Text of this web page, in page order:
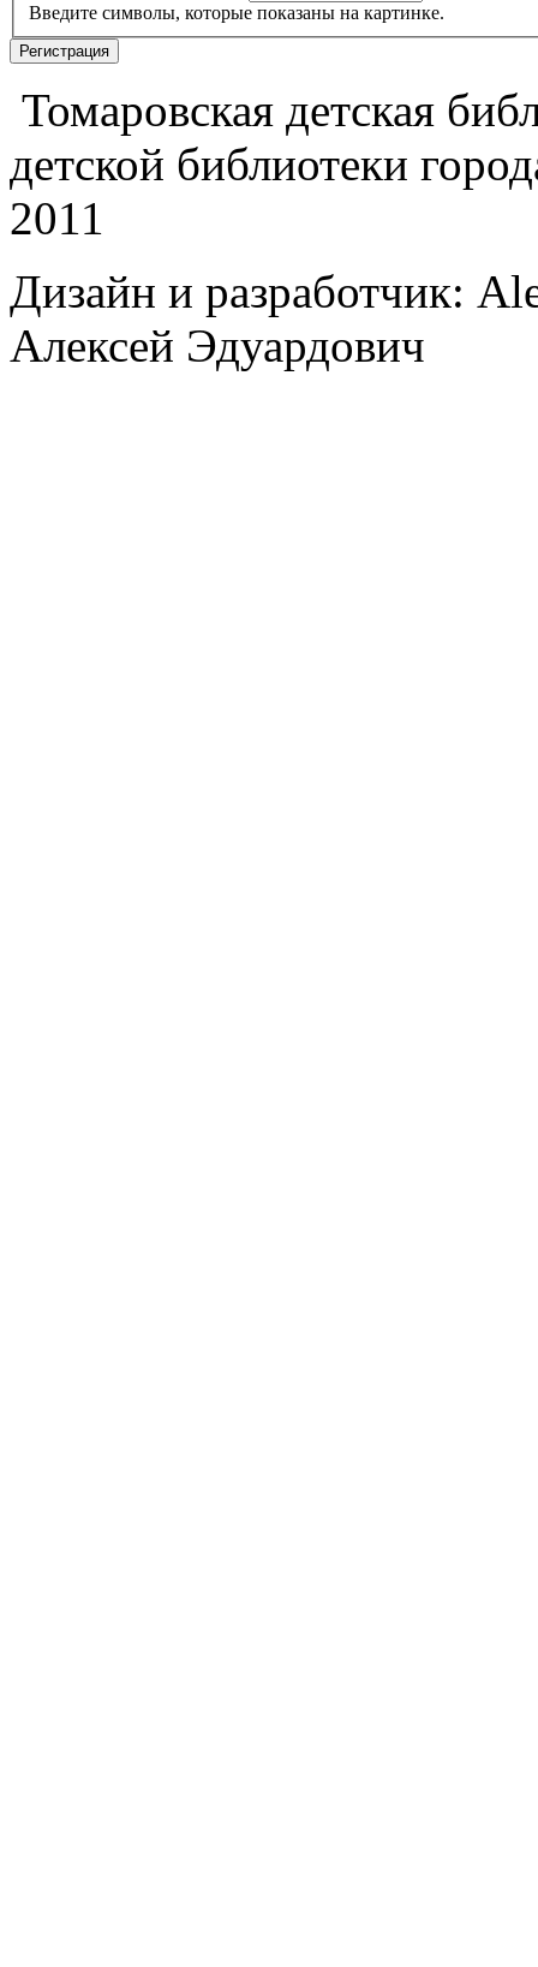
Введите символы, которые показаны на картинке.
Томаровская детская
детской библиотеки
2011
Дизайн и разработчик:
Алексей Эдуардович